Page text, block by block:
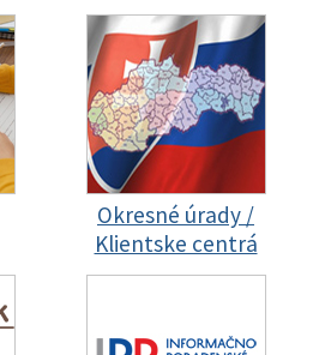
Okresné úrady /
Klientske centrá